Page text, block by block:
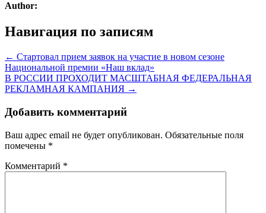
Author:
Навигация по записям
← Стартовал прием заявок на участие в новом сезоне
Национальной премии «Наш вклад»
В РОССИИ ПРОХОДИТ МАСШТАБНАЯ ФЕДЕРАЛЬНАЯ
РЕКЛАМНАЯ КАМПАНИЯ →
Добавить комментарий
Ваш адрес email не будет опубликован. Обязательные поля
помечены *
Комментарий *